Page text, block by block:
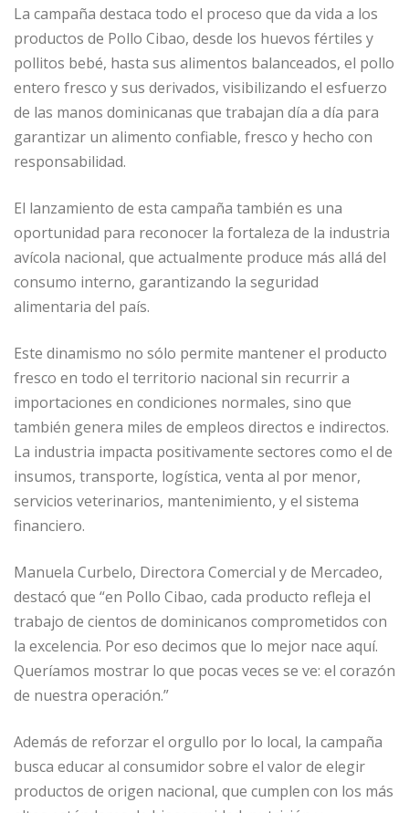
La campaña destaca todo el proceso que da vida a los
productos de Pollo Cibao, desde los huevos fértiles y
pollitos bebé, hasta sus alimentos balanceados, el pollo
entero fresco y sus derivados, visibilizando el esfuerzo
de las manos dominicanas que trabajan día a día para
garantizar un alimento confiable, fresco y hecho con
responsabilidad.
El lanzamiento de esta campaña también es una
oportunidad para reconocer la fortaleza de la industria
avícola nacional, que actualmente produce más allá del
consumo interno, garantizando la seguridad
alimentaria del país.
Este dinamismo no sólo permite mantener el producto
fresco en todo el territorio nacional sin recurrir a
importaciones en condiciones normales, sino que
también genera miles de empleos directos e indirectos.
La industria impacta positivamente sectores como el de
insumos, transporte, logística, venta al por menor,
servicios veterinarios, mantenimiento, y el sistema
financiero.
Manuela Curbelo, Directora Comercial y de Mercadeo,
destacó que “en Pollo Cibao, cada producto refleja el
trabajo de cientos de dominicanos comprometidos con
la excelencia. Por eso decimos que lo mejor nace aquí.
Queríamos mostrar lo que pocas veces se ve: el corazón
de nuestra operación.”
Además de reforzar el orgullo por lo local, la campaña
busca educar al consumidor sobre el valor de elegir
productos de origen nacional, que cumplen con los más